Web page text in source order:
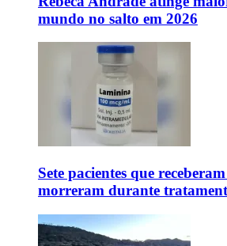
mundo no salto em 2026
Sete pacientes que
morreram durante